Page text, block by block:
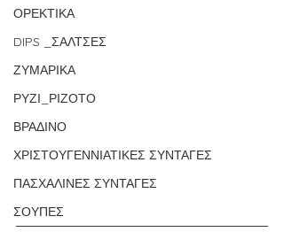
ΟΡΕΚΤΙΚΑ
DIPS _ΣΑΛΤΣΕΣ
ΖΥΜΑΡΙΚΑ
ΡΥΖΙ_ΡΙΖΟΤΟ
ΒΡΑΔΙΝΟ
ΧΡΙΣΤΟΥΓΕΝΝΙΑΤΙΚΕΣ ΣΥΝΤΑΓΕΣ
ΠΑΣΧΑΛΙΝΕΣ ΣΥΝΤΑΓΕΣ
ΣΟΥΠΕΣ